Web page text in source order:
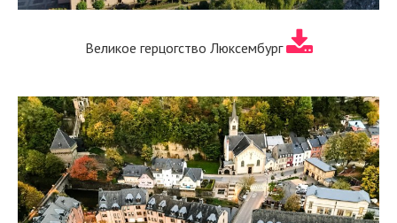
Великое герцогство Люксембург